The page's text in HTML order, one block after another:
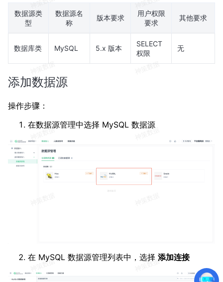
数据源类
型
数据源名
称
版本要求
用户权限
要求
其他要求
数据库类 MySQL 5.x 版本
SELECT
权限
无
添加数据源
操作步骤：
在数据源管理中选择 MySQL 数据源
在 MySQL 数据源管理列表中，选择 添加连接